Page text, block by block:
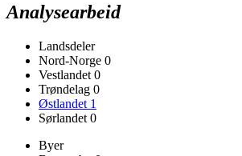
Analysearbeid
Landsdeler
Nord-Norge 0
Vestlandet 0
Trøndelag 0
Østlandet 1
Sørlandet 0
Byer